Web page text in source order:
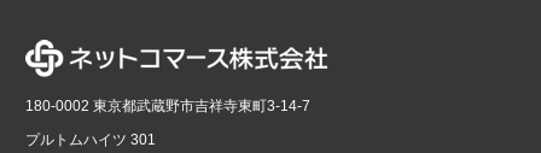
180-0002 東京都武蔵野市吉祥寺東町3-14-7
プルトムハイツ 301